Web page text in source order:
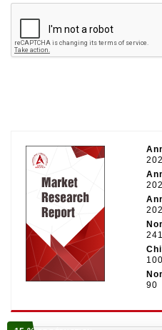
SOUMETTRE UNE
241
100
90